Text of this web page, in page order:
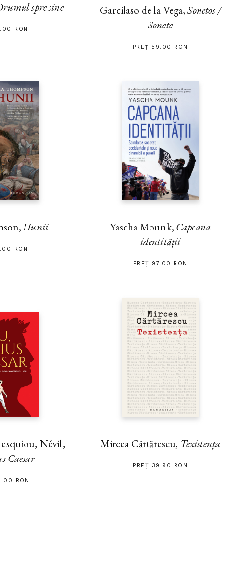
spre sine
RON
Garcilaso de la Vega,Sonetos /
Sonete
PREȚ 59.00 RON
Hunii
RON
Yascha Mounk, Capcana
identității
PREȚ 97.00 RON
Névil,
Caesar
RON
Mircea Cărtărescu, Texistența
PREȚ 39.90 RON